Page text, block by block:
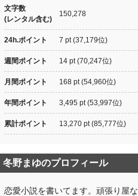
文字数
(レンタル含む)
150,278
24h.ポイント 7 pt (37,179位)
週間ポイント 14 pt (70,247位)
月間ポイント 168 pt (54,960位)
年間ポイント 3,495 pt (53,997位)
累計ポイント 13,270 pt (85,777位)
冬野まゆのプロフィール
恋愛小説を書いてます。頑張り屋な